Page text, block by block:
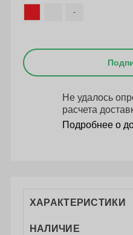
-
Не удалось
расчета
Подробнее о
ХАРАКТЕРИСТИКИ
НАЛИЧИЕ